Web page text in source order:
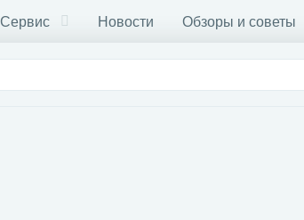
Сервис Новости Обзоры и советы